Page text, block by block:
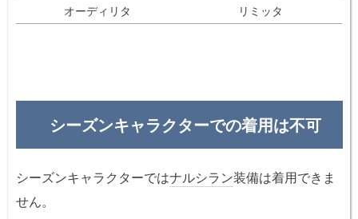
オーディリタ
リミッタ
シーズンキャラクターでの着用は不可
シーズンキャラクターではナルシラン装備は着用できま
せん。